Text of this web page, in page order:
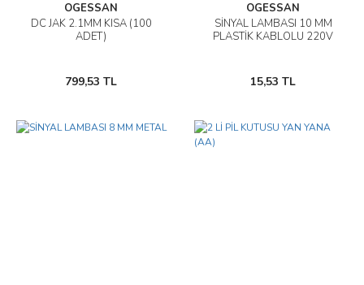
OGESSAN
DC JAK 2.1MM KISA (100
ADET)
799,53 TL
OGESSAN
SİNYAL LAMBASI 10 MM
PLASTİK KABLOLU 220V
15,53 TL